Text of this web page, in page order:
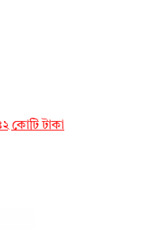
কোটি টাকা